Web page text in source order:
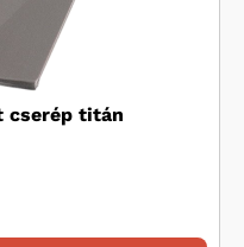
cserép titán